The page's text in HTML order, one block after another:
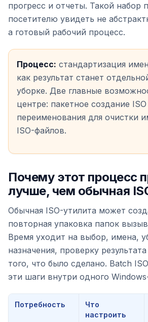
прогресс и отчеты. Такой набор
посетителю увидеть не
а готовый рабочий процесс.
Процесс: стандартизация
как результат станет
уборке. Две главные
центре: пакетное создание
переименования для очистки
ISO-файлов.
Почему этот процесс
лучше, чем обычная
Обычная ISO-утилита может
повторная упаковка папок
Время уходит на выбор, имена,
назначения, проверку
того, что было сделано. Batch
эти шаги внутри одного
Потребность
Что
настроить